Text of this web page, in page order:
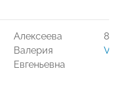
Алексеева
Валерия
Евгеньевна
8-